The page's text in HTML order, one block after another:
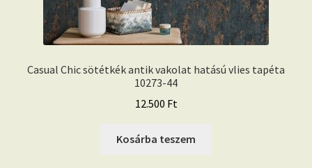
Casual Chic sötétkék antik vakolat hatású vlies tapéta
10273-44
12.500 Ft
Kosárba teszem